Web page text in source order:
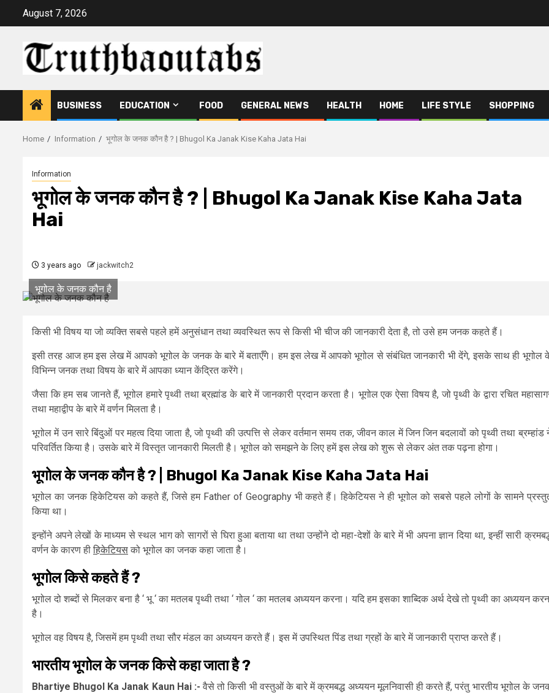
August 7, 2026
BUSINESS EDUCATION FOOD GENERAL NEWS HEALTH HOME LIFE STYLE SHOPPING
Home Information भूगोल के जनक कौन है ? | Bhugol Ka Janak Kise Kaha Jata Hai
Information
भूगोल के जनक कौन है ? | Bhugol Ka Janak Kise Kaha Jata
Hai
3 years ago jackwitch2
भूगोल के जनक कौन है
किसी भी विषय या जो व्यक्ति सबसे पहले हमें अनुसंधान तथा व्यवस्थित रूप से किसी भी चीज की जानकारी देता है, तो उसे हम जनक कहते हैं।
इसी तरह आज हम इस लेख में आपको भूगोल के जनक के बारे में बताएँगे। हम इस लेख में आपको भूगोल से संबंधित जानकारी भी देंगे, इसके साथ ही भूगोल
विभिन्न जनक तथा विषय के बारे में आपका ध्यान केंद्रित करेंगे।
जैसा कि हम सब जानते हैं, भूगोल हमारे पृथ्वी तथा ब्रह्मांड के बारे में जानकारी प्रदान करता है। भूगोल एक ऐसा विषय है, जो पृथ्वी के द्वारा रचित
तथा महाद्वीप के बारे में वर्णन मिलता है।
भूगोल में उन सारे बिंदुओं पर महत्व दिया जाता है, जो पृथ्वी की उत्पत्ति से लेकर वर्तमान समय तक, जीवन काल में जिन जिन बदलावों को पृथ्वी तथा ब्रम्हांड
परिवर्तित किया है। उसके बारे में विस्तृत जानकारी मिलती है। भूगोल को समझने के लिए हमें इस लेख को शुरू से लेकर अंत तक पढ़ना होगा।
भूगोलकेजनककौनहै ? | Bhugol Ka Janak Kise Kaha Jata Hai
भूगोल का जनक हिकेटियस को कहते हैं, जिसे हम Father of Geography भी कहते हैं। हिकेटियस ने ही भूगोल को सबसे पहले लोगों के सामने
किया था।
इन्होंने अपने लेखों के माध्यम से स्थल भाग को सागरों से घिरा हुआ बताया था तथा उन्होंने दो महा-देशों के बारे में भी अपना ज्ञान दिया था, इन्हीं सारी
वर्णन के कारण हीहिकेटियस को भूगोल का जनक कहा जाता है।
भूगोलकिसेकहतेहैं ?
भूगोल दो शब्दों से मिलकर बना है ‘ भू ‘ का मतलब पृथ्वी तथा ‘ गोल ‘ का मतलब अध्ययन करना। यदि हम इसका शाब्दिक अर्थ देखे तो पृथ्वी का अध्ययन
है।
भूगोल वह विषय है, जिसमें हम पृथ्वी तथा सौर मंडल का अध्ययन करते हैं। इस में उपस्थित पिंड तथा ग्रहों के बारे में जानकारी प्राप्त करते हैं।
भारतीयभूगोलकेजनककिसेकहाजाताहै ?
Bhartiye Bhugol Ka Janak Kaun Hai :- वैसे तो किसी भी वस्तुओं के बारे में क्रमबद्ध अध्ययन मूलनिवासी ही करते हैं, परंतु भारतीय भूगोल के